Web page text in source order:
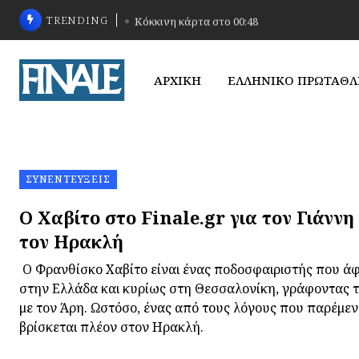
TRENDING Κόκκινη κάρτα στο 00:48
ΑΡΧΙΚΗ ΕΛΛΗΝΙΚΟ
ΣΥΝΕΝΤΕΎΞΕΙΣ
Ο Χαβίτο στο Finale.gr για τον
τον Ηρακλή
Ο Φρανθίσκο Χαβίτο είναι ένας ποδοσφαιριστής που
στην Ελλάδα και κυρίως στη Θεσσαλονίκη, γράφοντας
με τον Άρη. Ωστόσο, ένας από τους λόγους που
βρίσκεται πλέον στον Ηρακλή.